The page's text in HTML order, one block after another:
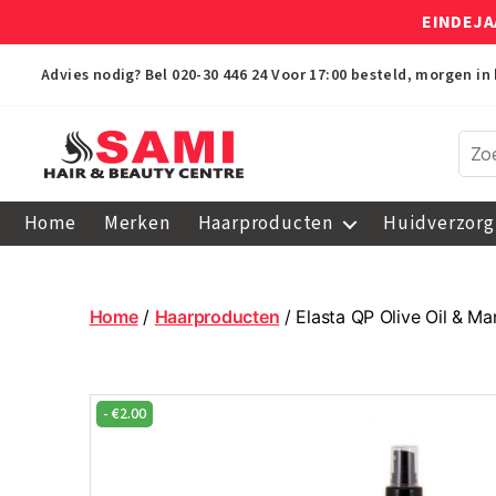
Advies nodig? Bel 020-30 446 24 Voor 17:00 besteld, morgen in
Hair
Centre
Home Merken Haarproducten
Home/ Haarproducten / Elasta QP Olive Oil &
- €2.00